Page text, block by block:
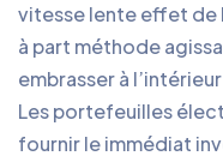
vitesse lente effet de
à part méthode
embrasser à
Les portefeuilles
fournir le immédiat